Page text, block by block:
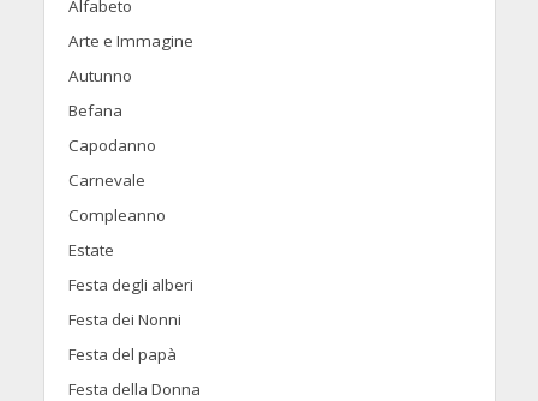
Alfabeto
Arte e Immagine
Autunno
Befana
Capodanno
Carnevale
Compleanno
Estate
Festa degli alberi
Festa dei Nonni
Festa del papà
Festa della Donna